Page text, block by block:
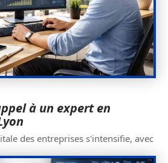
à un expert en
des entreprises s'intensifie, avec